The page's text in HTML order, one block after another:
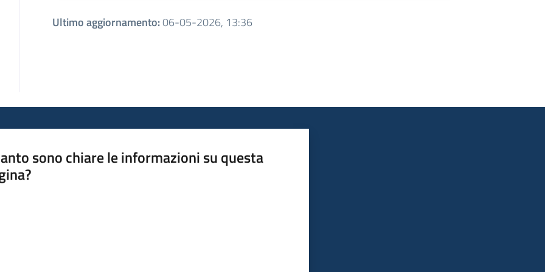
Ultimo aggiornamento:06-05-2026, 13:36
sono chiare le informazioni su questa